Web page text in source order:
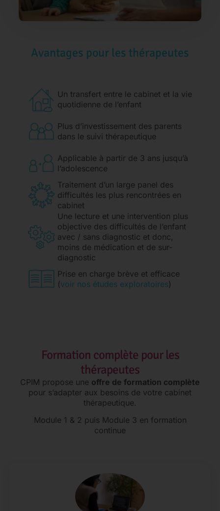
Avantages pour les thérapeutes
Un transfert entre le cabinet et la vie
quotidienne de l’enfant
Plus d’investissement des parents
dans le suivi thérapeutique
Applicable à partir de 3 ans jusqu’à
l’adolescence
Traitement d’un large panel des
difficultés les plus rencontrées en
cabinet
Une lecture et une intervention plus
objective des difficultés de l’enfant
avec / sans diagnostic et donc,
moins de médication et de sur-
diagnostic
Prise en charge brève et efficace
(voir nos études exploratoires)
Formation complète pour les
thérapeutes
CPIM propose une offre de formation complète
pour s’adapter aux besoins de votre cabinet
thérapeutique.
Module 1 & 2 puis Module 3 en formation
continue